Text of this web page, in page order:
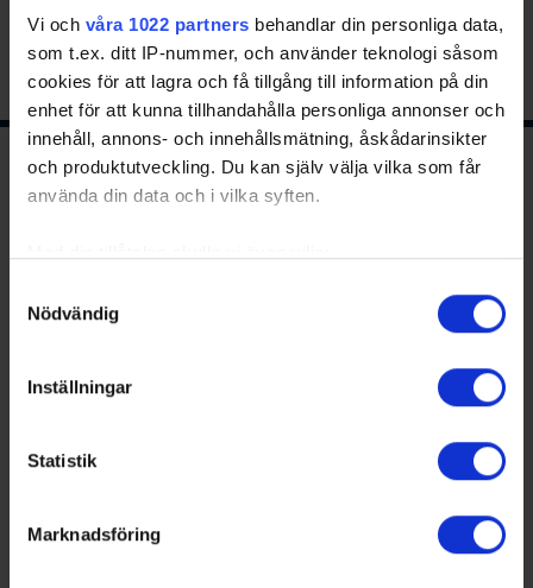
Vi och våra 1022 partners behandlar din personliga data,
som t.ex. ditt IP-nummer, och använder teknologi såsom
cookies för att lagra och få tillgång till information på din
enhet för att kunna tillhandahålla personliga annonser och
innehåll, annons- och innehållsmätning, åskådarinsikter
och produktutveckling. Du kan själv välja vilka som får
använda din data och i vilka syften.
som kan ha en noggrannhet på upp till flera meter
Ta reda på mer om hur dina personliga uppgifter
Du kan ändra eller dra tillbaka ditt samtycke när som
Vi använder enhetsidentifierare för att anpassa innehållet
Nödvändig
Inställningar
Statistik
Marknadsföring
Ishockeyns huvudsponsor